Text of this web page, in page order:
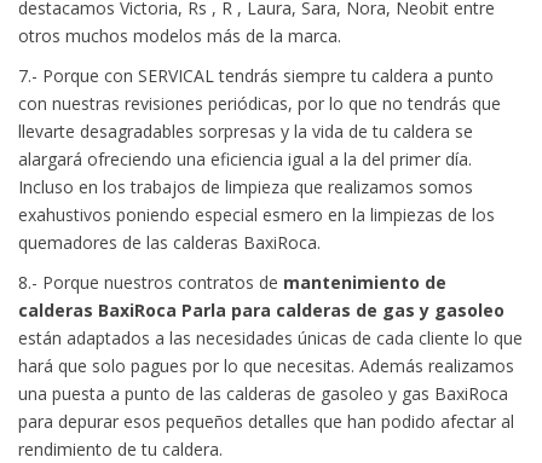
destacamos Victoria, Rs , R , Laura, Sara, Nora, Neobit entre
otros muchos modelos más de la marca.
7.- Porque con SERVICAL tendrás siempre tu caldera a punto
con nuestras revisiones periódicas, por lo que no tendrás que
llevarte desagradables sorpresas y la vida de tu caldera se
alargará ofreciendo una eficiencia igual a la del primer día.
Incluso en los trabajos de limpieza que realizamos somos
exahustivos poniendo especial esmero en la limpiezas de los
quemadores de las calderas BaxiRoca.
8.- Porque nuestros contratos de mantenimiento de
calderas BaxiRoca Parla para calderas de gas y gasoleo
están adaptados a las necesidades únicas de cada cliente lo que
hará que solo pagues por lo que necesitas. Además realizamos
una puesta a punto de las calderas de gasoleo y gas BaxiRoca
para depurar esos pequeños detalles que han podido afectar al
rendimiento de tu caldera.